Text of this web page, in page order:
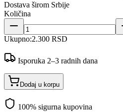
Dostava širom Srbije
Količina
Ukupno:2.300 RSD
Isporuka 2–3 radnih dana
Dodaj u korpu
100% sigurna kupovina